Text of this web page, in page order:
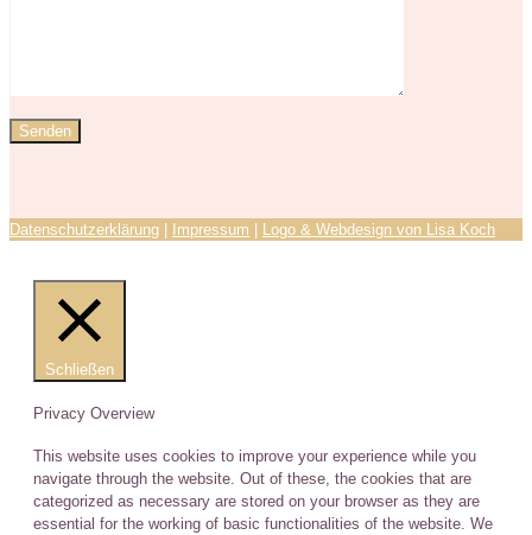
Datenschutzerklärung Impressum Logo & Webdesign von Lisa Koch
Schließen
Privacy Overview
This website uses cookies to improve your experience while you
navigate through the website. Out of these, the cookies that are
categorized as necessary are stored on your browser as they are
essential for the working of basic functionalities of the website. We